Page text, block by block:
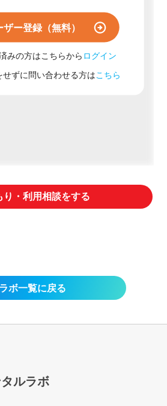
ザー登録（無料）
みの方はこちらから ログイン
ずに問い合わせる方はこちら
り・利用相談をする
ラボ一覧に戻る
ルラボ